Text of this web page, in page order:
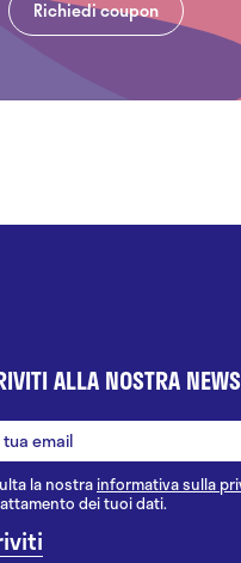
Richiedi coupon
ALLA NOSTRA
la nostrainformativa sulla
dei tuoi dati.